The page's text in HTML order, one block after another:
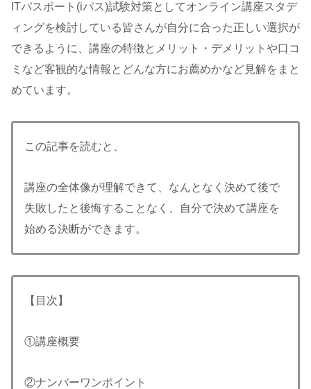
ITパスポート(iパス)試験対策としてオンライン講座スタデ
ィングを検討している皆さんが自分に合った正しい選択が
できるように、講座の特徴とメリット・デメリットや口コ
ミなど客観的な情報とどんな方にお薦めかなど見解をまと
めています。
この記事を読むと、
講座の全体像が理解できて、なんとなく決めて後で
失敗したと後悔することなく、自分で決めて講座を
始める決断ができます。
【目次】
①講座概要
②ナンバーワンポイント